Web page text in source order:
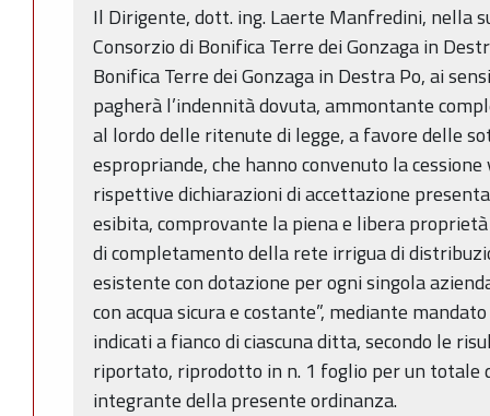
Il Dirigente, dott. ing. Laerte Manfredini, nella
Consorzio di Bonifica Terre dei Gonzaga in
Bonifica Terre dei Gonzaga in Destra Po, ai
pagherà l’indennità dovuta, ammontante
al lordo delle ritenute di legge, a favore delle
espropriande, che hanno convenuto la
rispettive dichiarazioni di accettazione
esibita, comprovante la piena e libera
di completamento della rete irrigua di
esistente con dotazione per ogni singola
con acqua sicura e costante”, mediante
indicati a fianco di ciascuna ditta, secondo le
riportato, riprodotto in n. 1 foglio per un totale
integrante della presente ordinanza.